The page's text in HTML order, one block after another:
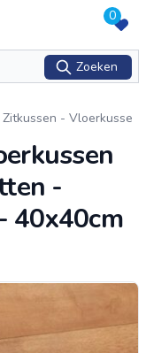
0
Zoeken
Zitkussen - Vloerkusse
Hoes - 40x40cm
-
40x40cm